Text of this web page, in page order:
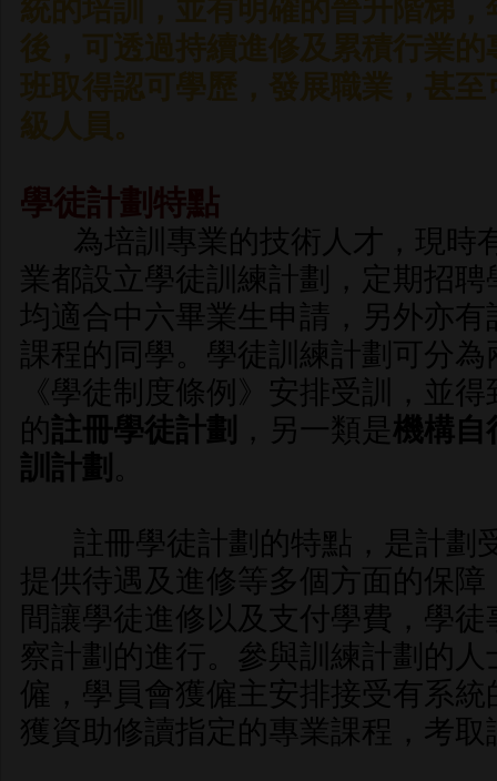
學徒計劃特點
為培訓專業的技術人才，現時
業都設立學徒訓練計劃，定期招
均適合中六畢業生申請，另外亦
課程的同學。學徒訓練計劃可分
《學徒制度條例》安排受訓，並
的註冊學徒計劃 ，另一類是機構自
訓計劃
註冊學徒計劃的特點，是計劃
提供待遇及進修等多個方面的保
間讓學徒進修以及支付學費，學
察計劃的進行。參與訓練計劃的
僱，學員會獲僱主安排接受有系
獲資助修讀指定的專業課程，考取